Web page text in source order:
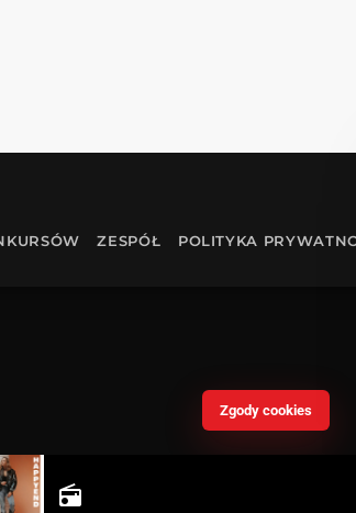
radio
ZESPÓŁ POLITYKA
Zgody cookies